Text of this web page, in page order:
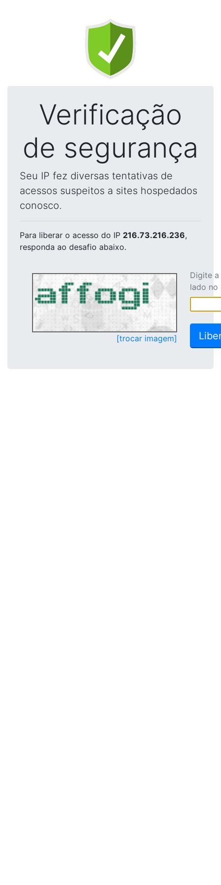
Verificação
de segurança
Seu IP fez diversas tentativas de
acessos suspeitos a sites hospedados
conosco.
Para liberar o acesso do IP 216.73.216.236,
responda ao desafio abaixo.
[trocar imagem]
Digite
lado no